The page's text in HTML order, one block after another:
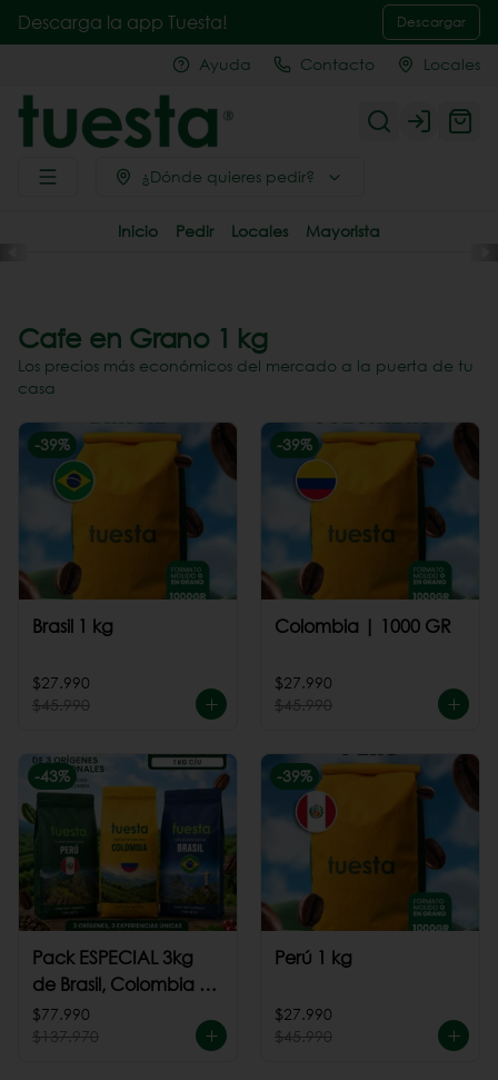
Descarga la app Tuesta! Descargar
Ayuda Contacto Locales
Login
¿Dónde quieres pedir?
Inicio Pedir Locales Mayorista
Cafe en Grano 1 kg
Los precios más económicos del mercado a la puerta de tu
casa
-39%
Brasil 1 kg
$27.990
$45.990
-39%
Colombia | 1000 GR
$27.990
$45.990
-43%
Pack ESPECIAL 3kg
de Brasil, Colombia +
Perú
$77.990
$137.970
-39%
Perú 1 kg
$27.990
$45.990